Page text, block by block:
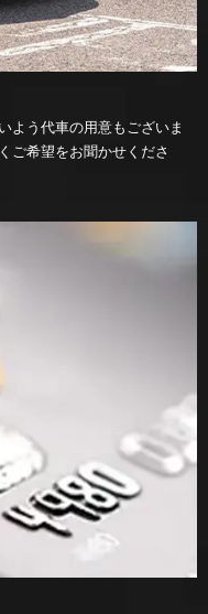
よう代車の用意もございま
ご希望をお聞かせくださ